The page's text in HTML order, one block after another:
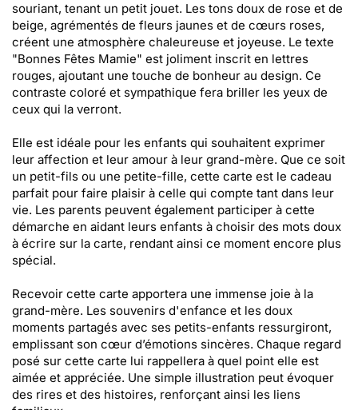
souriant, tenant un petit jouet. Les tons doux de rose et de
beige, agrémentés de fleurs jaunes et de cœurs roses,
créent une atmosphère chaleureuse et joyeuse. Le texte
"Bonnes Fêtes Mamie" est joliment inscrit en lettres
rouges, ajoutant une touche de bonheur au design. Ce
contraste coloré et sympathique fera briller les yeux de
ceux qui la verront.
Elle est idéale pour les enfants qui souhaitent exprimer
leur affection et leur amour à leur grand-mère. Que ce soit
un petit-fils ou une petite-fille, cette carte est le cadeau
parfait pour faire plaisir à celle qui compte tant dans leur
vie. Les parents peuvent également participer à cette
démarche en aidant leurs enfants à choisir des mots doux
à écrire sur la carte, rendant ainsi ce moment encore plus
spécial.
Recevoir cette carte apportera une immense joie à la
grand-mère. Les souvenirs d'enfance et les doux
moments partagés avec ses petits-enfants ressurgiront,
emplissant son cœur d’émotions sincères. Chaque regard
posé sur cette carte lui rappellera à quel point elle est
aimée et appréciée. Une simple illustration peut évoquer
des rires et des histoires, renforçant ainsi les liens